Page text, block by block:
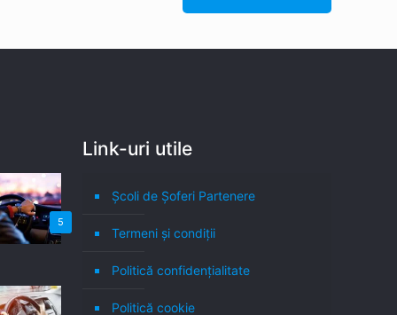
5
Link-uri utile
Școli de Șoferi Partenere
Termeni şi condiţii
Politică confidenţialitate
Politică cookie